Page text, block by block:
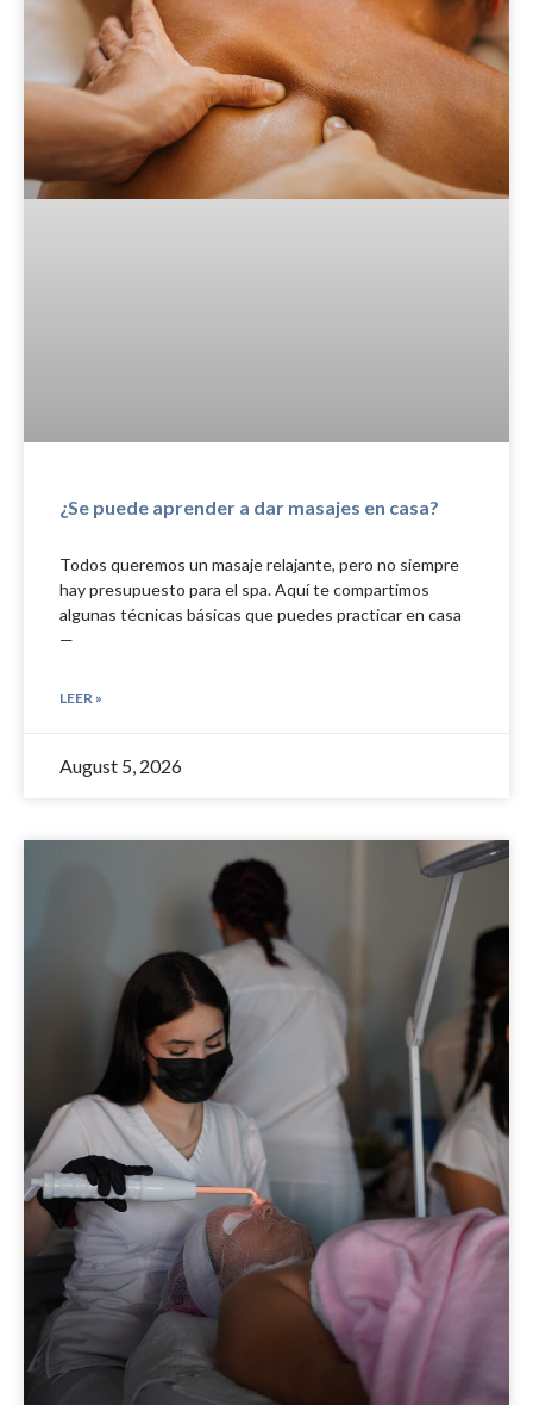
¿Se puede aprender a dar masajes en casa?
Todos queremos un masaje relajante, pero no siempre
hay presupuesto para el spa. Aquí te compartimos
algunas técnicas básicas que puedes practicar en casa
—
LEER »
August 5, 2026